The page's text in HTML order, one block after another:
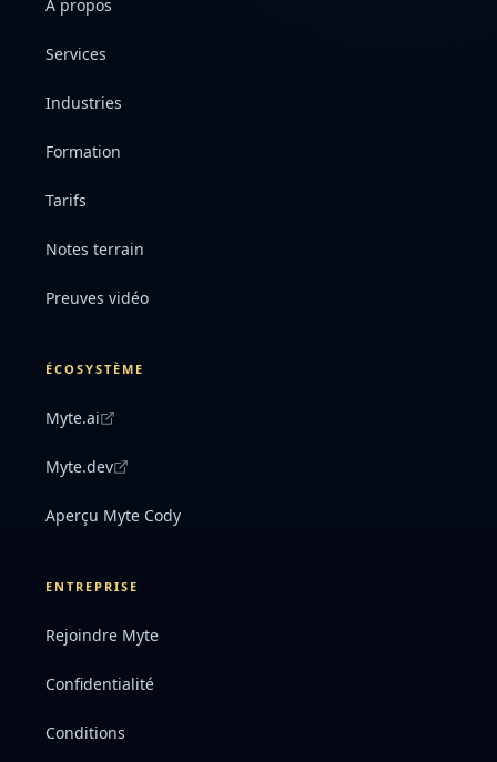
À propos
Services
Industries
Formation
Tarifs
Notes terrain
Preuves vidéo
ÉCOSYSTÈME
Myte.ai
Myte.dev
Aperçu Myte Cody
ENTREPRISE
Rejoindre Myte
Confidentialité
Conditions